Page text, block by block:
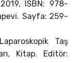
ISBN: 978-
Sayfa: 259-
Taş
Kitap. Editör: